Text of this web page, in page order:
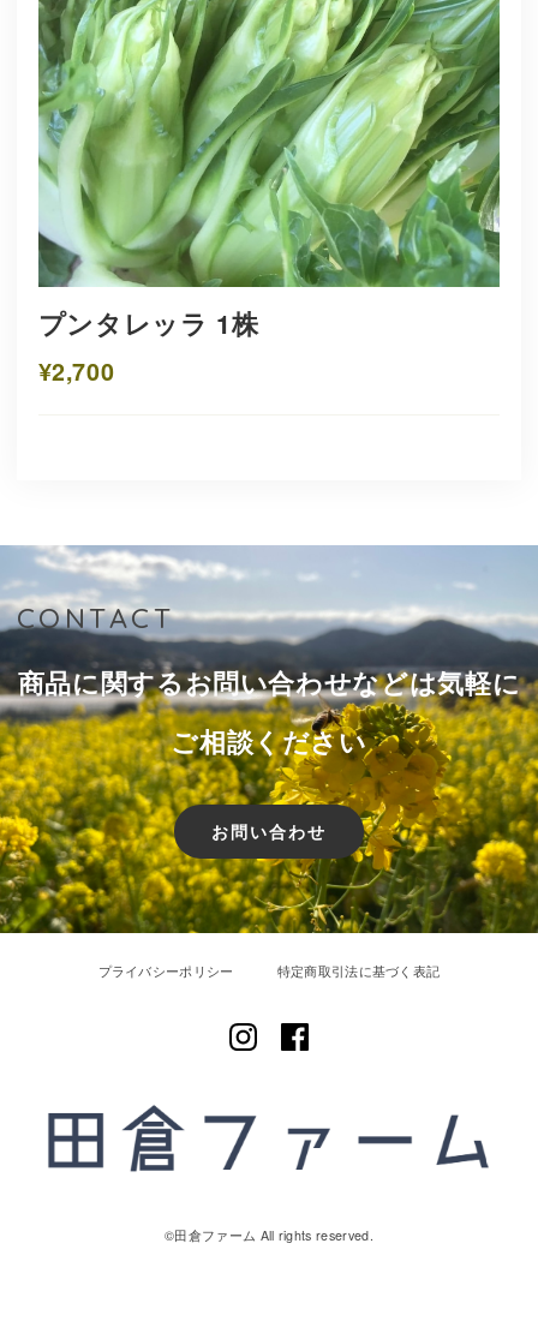
プンタレッラ 1株
¥2,700
CONTACT
商品に関するお問い合わせなどは気軽に
ご相談ください
お問い合わせ
プライバシーポリシー 特定商取引法に基づく表記
©︎田倉ファーム All rights reserved.